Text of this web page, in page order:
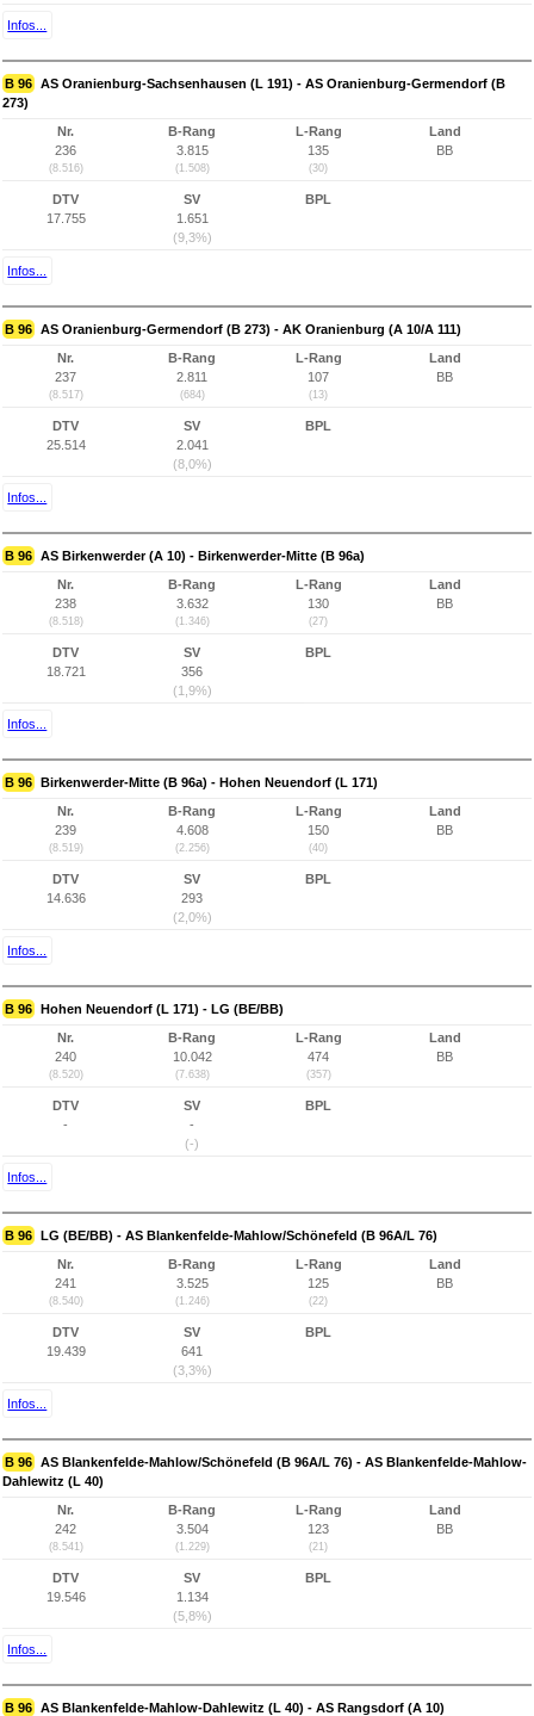
Infos...
B 96 AS Oranienburg-Sachsenhausen (L 191) - AS Oranienburg-Germendorf (B
273)
Nr.
236
(8.516)
B-Rang
3.815
(1.508)
L-Rang
135
(30)
Land
BB
DTV
17.755
SV
1.651
(9,3%)
BPL
Infos...
B 96 AS Oranienburg-Germendorf (B 273) - AK Oranienburg (A 10/A 111)
Nr.
237
(8.517)
B-Rang
2.811
(684)
L-Rang
107
(13)
Land
BB
DTV
25.514
SV
2.041
(8,0%)
BPL
Infos...
B 96 AS Birkenwerder (A 10) - Birkenwerder-Mitte (B 96a)
Nr.
238
(8.518)
B-Rang
3.632
(1.346)
L-Rang
130
(27)
Land
BB
DTV
18.721
SV
356
(1,9%)
BPL
Infos...
B 96 Birkenwerder-Mitte (B 96a) - Hohen Neuendorf (L 171)
Nr.
239
(8.519)
B-Rang
4.608
(2.256)
L-Rang
150
(40)
Land
BB
DTV
14.636
SV
293
(2,0%)
BPL
Infos...
B 96 Hohen Neuendorf (L 171) - LG (BE/BB)
Nr.
240
(8.520)
B-Rang
10.042
(7.638)
L-Rang
474
(357)
Land
BB
DTV
-
SV
-
(-)
BPL
Infos...
B 96 LG (BE/BB) - AS Blankenfelde-Mahlow/Schönefeld (B 96A/L 76)
Nr.
241
(8.540)
B-Rang
3.525
(1.246)
L-Rang
125
(22)
Land
BB
DTV
19.439
SV
641
(3,3%)
BPL
Infos...
B 96 AS Blankenfelde-Mahlow/Schönefeld (B 96A/L 76) - AS Blankenfelde-Mahlow-
Dahlewitz (L 40)
Nr.
242
(8.541)
B-Rang
3.504
(1.229)
L-Rang
123
(21)
Land
BB
DTV
19.546
SV
1.134
(5,8%)
BPL
Infos...
B 96 AS Blankenfelde-Mahlow-Dahlewitz (L 40) - AS Rangsdorf (A 10)